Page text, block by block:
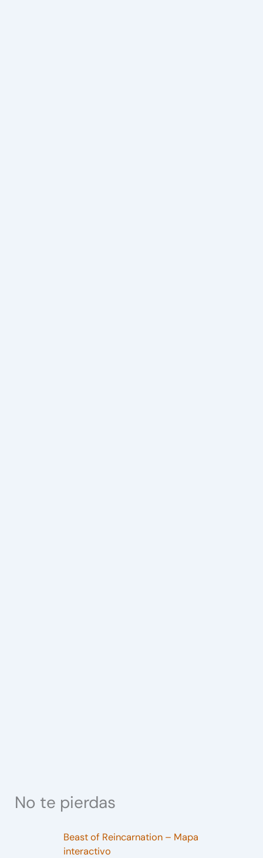
No te pierdas
Beast of Reincarnation – Mapa
interactivo